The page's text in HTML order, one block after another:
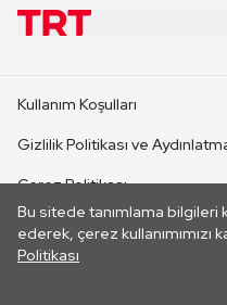
Bu sitede tanımlama bilgileri
ederek, çerez kullanımımızı
Politikası
CANLI YAYINLAR
Kullanım Koşulları
Gizlilik Politikası ve
Çerez Politikası
İletişim
Her hakkı saklıdır. ©2026